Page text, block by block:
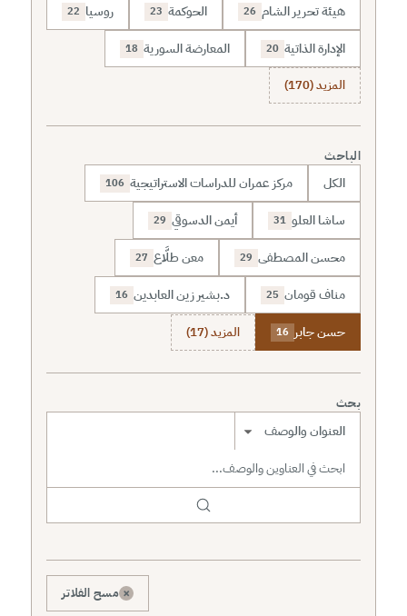
هيئة تحرير الشام 26 الحوكمة 23 روسيا 22
الإدارة الذاتية 20 المعارضة السورية 18
المزيد (170)
الباحث
الكل مركز عمران للدراسات الاستراتيجية 106
ساشا العلو 31 أيمن الدسوقي 29
محسن المصطفى 29 معن طلَّاع 27
مناف قومان 25 د.بشير زين العابدين 16
حسن جابر 16 المزيد (17)
بحث
نطاق البحث
× مسح الفلاتر